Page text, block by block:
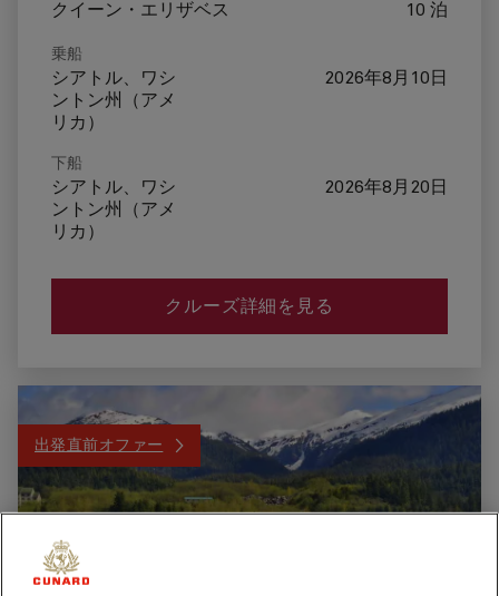
クイーン・エリザベス 10 泊
乗船
シアトル、ワシ
ントン州（アメ
リカ）
2026年8月10日
下船
シアトル、ワシ
ントン州（アメ
リカ）
2026年8月20日
クルーズ詳細を見る
出発直前オファー